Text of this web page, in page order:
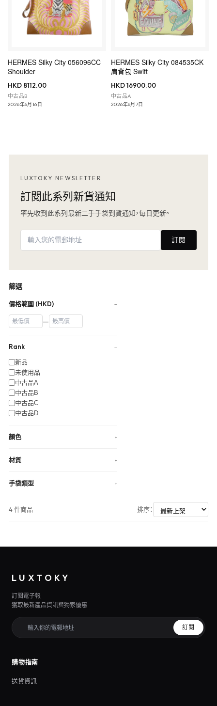
HERMES Silky City 056096CC
Shoulder
HKD 8112.00
中古品B
2026年6月16日
HERMES Silky City 084535CK
肩背包 Swift
HKD 16900.00
中古品A
2026年6月7日
LUXTOKY NEWSLETTER
訂閱此系列新貨通知
率先收到此系列最新二手手袋到貨通知，每日更新。
訂閱
篩選
價格範圍 (HKD) −
—
Rank −
新品
未使用品
中古品A
中古品B
中古品C
中古品D
顏色 +
材質 +
手袋類型 +
4 件商品 排序：
LUXTOKY
訂閱電子報
獲取最新產品資訊與獨家優惠
訂閱
購物指南
送貨資訊